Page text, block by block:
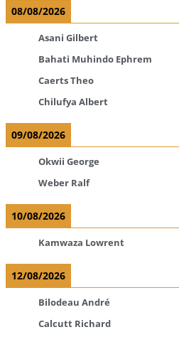
08/08/2026
Asani Gilbert
Bahati Muhindo Ephrem
Caerts Theo
Chilufya Albert
09/08/2026
Okwii George
Weber Ralf
10/08/2026
Kamwaza Lowrent
12/08/2026
Bilodeau André
Calcutt Richard